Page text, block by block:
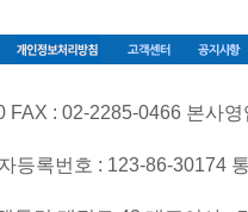
FAX : 02-2285-0466 본사
등록번호 : 123-86-30174